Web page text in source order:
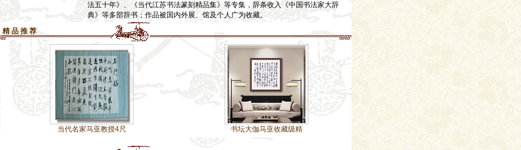
法五十年》、《当代江苏书法篆刻精品集》等专集，辞条收入《中国书法家大辞
典》等多部辞书；作品被国内外展、馆及个人广为收藏。
精 品 推 荐
当代名家马亚教授4尺 书坛大伽马亚收藏级精